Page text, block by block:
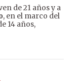
de 21 años y a
, en el marco del
14 años,